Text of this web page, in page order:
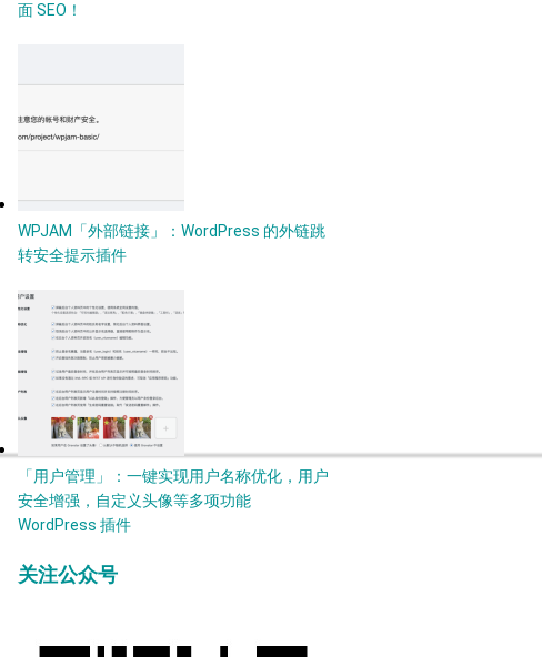
面 SEO！
WPJAM「外部链接」：WordPress 的外链跳
转安全提示插件
「用户管理」：一键实现用户名称优化，用户
安全增强，自定义头像等多项功能
WordPress 插件
关注公众号